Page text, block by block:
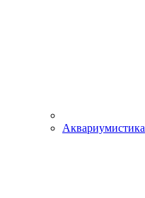
Аквариумистика